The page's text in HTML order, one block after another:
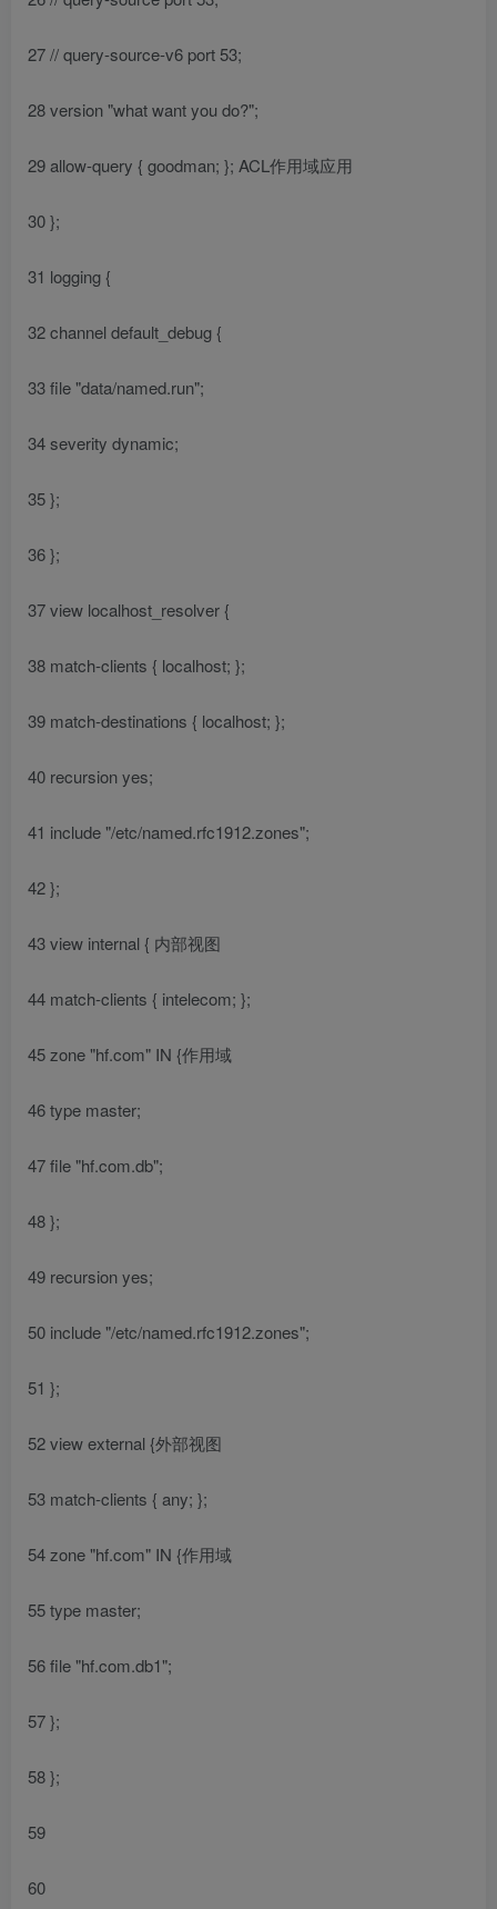
27 // query-source-v6 port 53;
28 version "what want you do?";
29 allow-query { goodman; }; ACL作用域应用
30 };
31 logging {
32 channel default_debug {
33 file "data/named.run";
34 severity dynamic;
35 };
36 };
37 view localhost_resolver {
38 match-clients { localhost; };
39 match-destinations { localhost; };
40 recursion yes;
41 include "/etc/named.rfc1912.zones";
42 };
43 view internal { 内部视图
44 match-clients { intelecom; };
45 zone "hf.com" IN {作用域
46 type master;
47 file "hf.com.db";
48 };
49 recursion yes;
50 include "/etc/named.rfc1912.zones";
51 };
52 view external {外部视图
53 match-clients { any; };
54 zone "hf.com" IN {作用域
55 type master;
56 file "hf.com.db1";
57 };
58 };
59
60